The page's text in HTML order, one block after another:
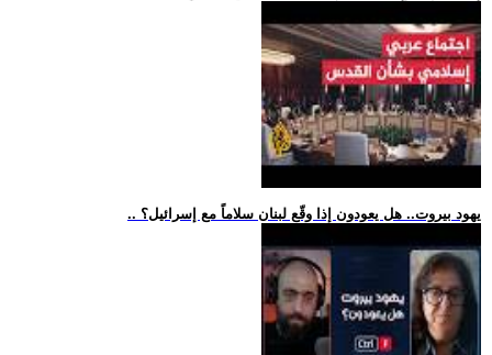
.. يهود بيروت.. هل يعودون إذا وقّع لبنان سلاماً مع إسرائيل؟